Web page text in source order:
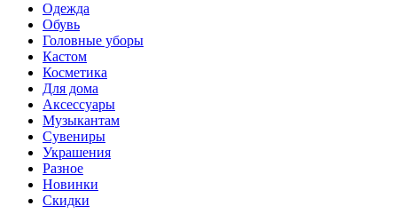
Одежда
Обувь
Головные уборы
Кастом
Косметика
Для дома
Аксессуары
Музыкантам
Сувениры
Украшения
Разное
Новинки
Скидки